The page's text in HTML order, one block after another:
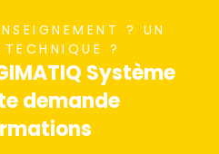
? UN
TECHNIQUE ?
Système
demande